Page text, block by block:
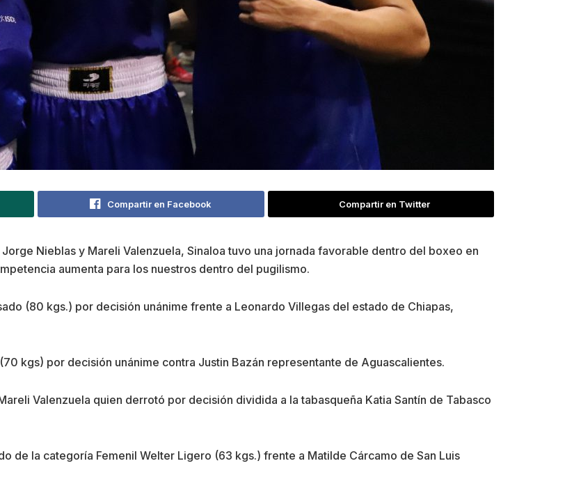
Compartir en Facebook Compartir en Twitter
Nieblas y Mareli Valenzuela, Sinaloa tuvo una jornada favorable dentro del boxeo en
aumenta para los nuestros dentro del pugilismo.
(80 kgs.) por decisión unánime frente a Leonardo Villegas del estado de Chiapas,
kgs) por decisión unánime contra Justin Bazán representante de Aguascalientes.
Valenzuela quien derrotó por decisión dividida a la tabasqueña Katia Santín de Tabasco
de la categoría Femenil Welter Ligero (63 kgs.) frente a Matilde Cárcamo de San Luis